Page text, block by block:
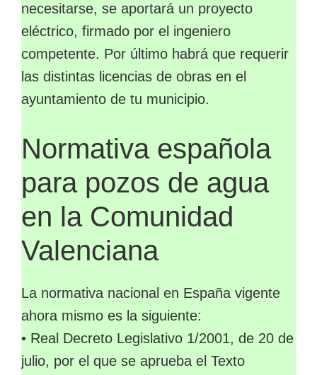
necesitarse, se aportará un proyecto
eléctrico, firmado por el ingeniero
competente. Por último habrá que requerir
las distintas licencias de obras en el
ayuntamiento de tu municipio.
Normativa española
para pozos de agua
en la Comunidad
Valenciana
La normativa nacional en España vigente
ahora mismo es la siguiente:
• Real Decreto Legislativo 1/2001, de 20 de
julio, por el que se aprueba el Texto